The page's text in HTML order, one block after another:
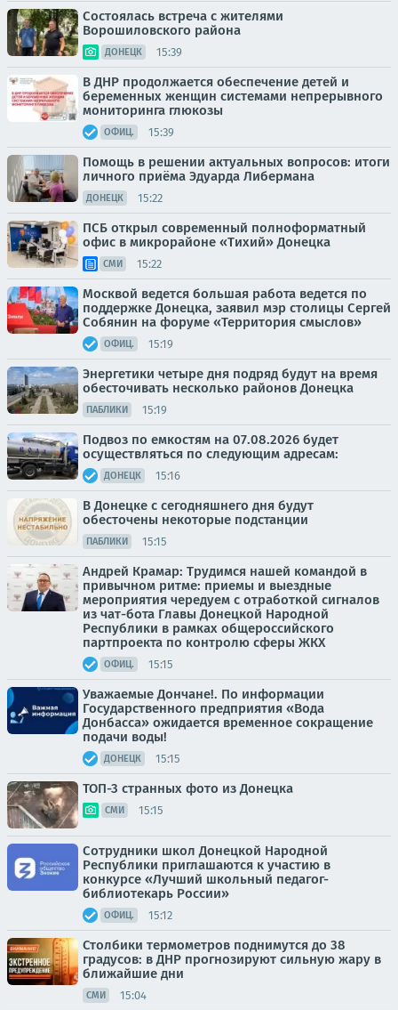
Состоялась встреча с жителями
Ворошиловского района
ДОНЕЦК 15:39
В ДНР продолжается обеспечение детей и
беременных женщин системами непрерывного
мониторинга глюкозы
ОФИЦ. 15:39
Помощь в решении актуальных вопросов: итоги
личного приёма Эдуарда Либермана
ДОНЕЦК 15:22
ПСБ открыл современный полноформатный
офис в микрорайоне «Тихий» Донецка
СМИ 15:22
Москвой ведется большая работа ведется по
поддержке Донецка, заявил мэр столицы Сергей
Собянин на форуме «Территория смыслов»
ОФИЦ. 15:19
Энергетики четыре дня подряд будут на время
обесточивать несколько районов Донецка
ПАБЛИКИ 15:19
Подвоз по емкостям на 07.08.2026 будет
осуществляться по следующим адресам:
ДОНЕЦК 15:16
В Донецке с сегодняшнего дня будут
обесточены некоторые подстанции
ПАБЛИКИ 15:15
Андрей Крамар: Трудимся нашей командой в
привычном ритме: приемы и выездные
мероприятия чередуем с отработкой сигналов
из чат-бота Главы Донецкой Народной
Республики в рамках общероссийского
партпроекта по контролю сферы ЖКХ
ОФИЦ. 15:15
Уважаемые Дончане!. По информации
Государственного предприятия «Вода
Донбасса» ожидается временное сокращение
подачи воды!
ДОНЕЦК 15:15
ТОП-3 странных фото из Донецка
СМИ 15:15
Сотрудники школ Донецкой Народной
Республики приглашаются к участию в
конкурсе «Лучший школьный педагог-
библиотекарь России»
ОФИЦ. 15:12
Столбики термометров поднимутся до 38
градусов: в ДНР прогнозируют сильную жару в
ближайшие дни
СМИ 15:04